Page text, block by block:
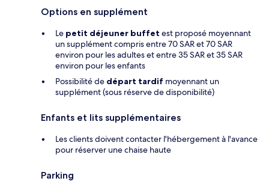
Options en supplément
Le petit déjeuner buffet est proposé moyennant
un supplément compris entre 70 SAR et 70 SAR
environ pour les adultes et entre 35 SAR et 35 SAR
environ pour les enfants
Possibilité de départ tardif moyennant un
supplément (sous réserve de disponibilité)
Enfants et lits supplémentaires
Les clients doivent contacter l'hébergement à l'avance
pour réserver une chaise haute
Parking